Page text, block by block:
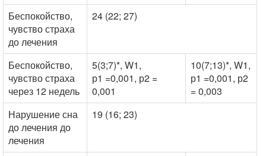
Беспокойство,
чувство страха
до лечения
24 (22; 27)
Беспокойство,
чувство страха
через 12 недель
5(3;7)*, W1,
р1 =0,001, р2 =
0,001
10(7;13)*, W1,
р1 =0,001, р2
= 0,003
Нарушение сна
до лечения до
лечения
19 (16; 23)